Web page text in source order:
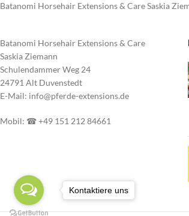
Batanomi Horsehair Extensions & Care Saskia
Batanomi Horsehair Extensions & Care
Saskia Ziemann
Schulendammer Weg 24
24791 Alt Duvenstedt
E-Mail: info@pferde-extensions.de
Mobil: ☎ +49 151 212 84661
Kontaktiere uns